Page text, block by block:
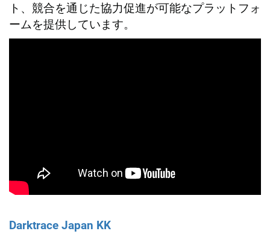
ト、競合を通じた協力促進が可能なプラットフォ
ームを提供しています。
Darktrace Japan KK